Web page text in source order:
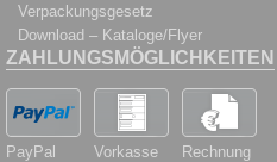
Verpackungsgesetz
Download – Kataloge/Flyer
ZAHLUNGSMÖGLICHKEITEN
PayPal Vorkasse Rechnung